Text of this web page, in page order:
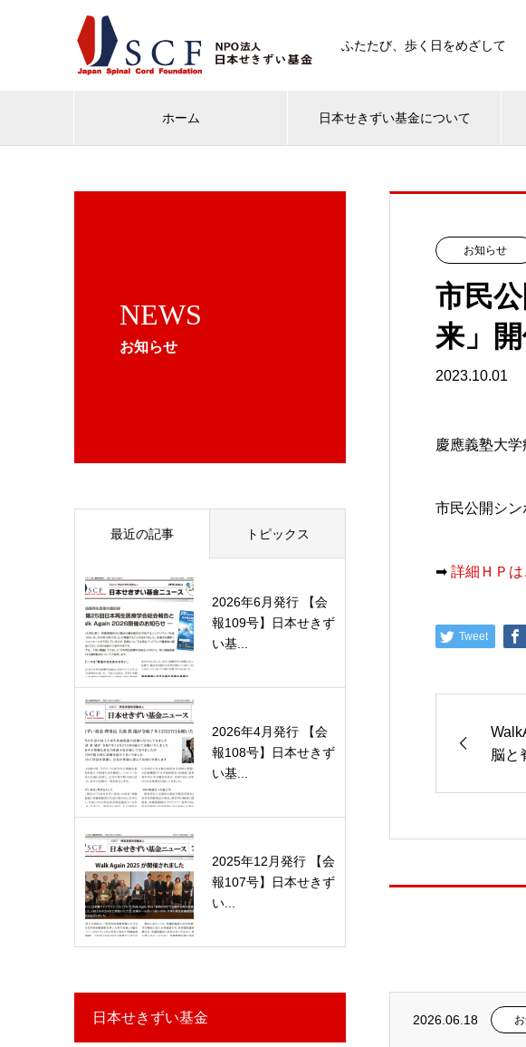
ふたたび、歩く日をめざして
ホーム 日本せきずい基金について
NEWS
お知らせ
お知らせ
市民
来」
2023.10.01
慶應義塾大
市民公開シン
➡ 詳細ＨＰは
Tweet
脳と
2026.06.18
最近の記事 トピックス
2026年6月発行 【会
報109号】日本せきず
い基...
2026年4月発行 【会
報108号】日本せきず
い基...
2025年12月発行 【会
報107号】日本せきず
い...
日本せきずい基金